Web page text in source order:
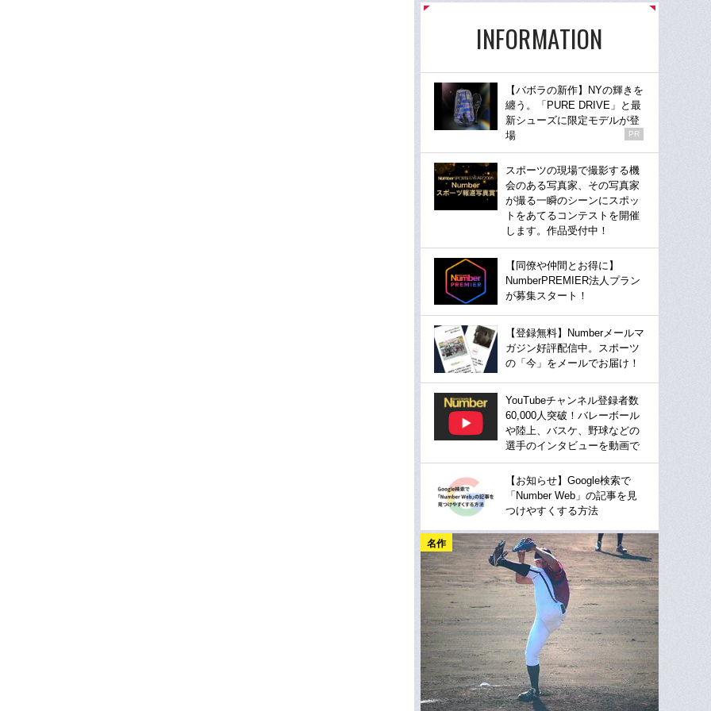
INFORMATION
【バボラの新作】NYの輝きを
纏う。「PURE DRIVE」と最
新シューズに限定モデルが登
場
PR
スポーツの現場で撮影する機
会のある写真家、その写真家
が撮る一瞬のシーンにスポッ
トをあてるコンテストを開催
します。作品受付中！
【同僚や仲間とお得に】
NumberPREMIER法人プラン
が募集スタート！
【登録無料】Numberメールマ
ガジン好評配信中。スポーツ
の「今」をメールでお届け！
YouTubeチャンネル登録者数
60,000人突破！バレーボール
や陸上、バスケ、野球などの
選手のインタビューを動画で
【お知らせ】Google検索で
「Number Web」の記事を見
つけやすくする方法
名作